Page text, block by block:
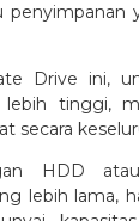
penyimpanan
Drive ini,
tinggi,
secara
HDD
lebih lama,